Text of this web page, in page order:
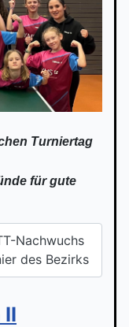
Turniertag
für gute
Nachwuchs
des Bezirks